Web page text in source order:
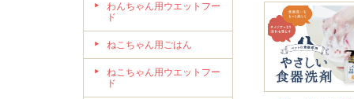
わんちゃん用ウエットフー
ド
ねこちゃん用ごはん
ねこちゃん用ウエットフー
ド